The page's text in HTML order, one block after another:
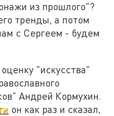
из прошлого"?
тренды, а потом
с Сергеем - будем
"искусства"
Андрей Кормухин.
он как раз и сказал,